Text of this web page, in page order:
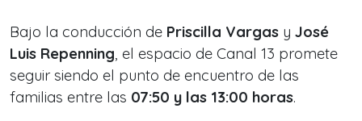
Bajo la conducción de Priscilla Vargas y José
Luis Repenning, el espacio de Canal 13 promete
seguir siendo el punto de encuentro de las
familias entre las 07:50 y las 13:00 horas.